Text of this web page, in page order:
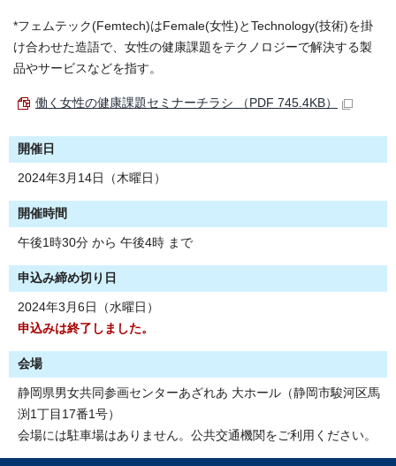
*フェムテック(Femtech)はFemale(⼥性)とTechnology(技術)を掛
け合わせた造語で、⼥性の健康課題をテクノロジーで解決する製
品やサービスなどを指す。
働く女性の健康課題セミナーチラシ （PDF 745.4KB）
開催日
2024年3月14日（木曜日）
開催時間
午後1時30分 から 午後4時 まで
申込み締め切り日
2024年3月6日（水曜日）
申込みは終了しました。
会場
静岡県男女共同参画センターあざれあ 大ホール（静岡市駿河区馬
渕1丁目17番1号）
会場には駐車場はありません。公共交通機関をご利用ください。